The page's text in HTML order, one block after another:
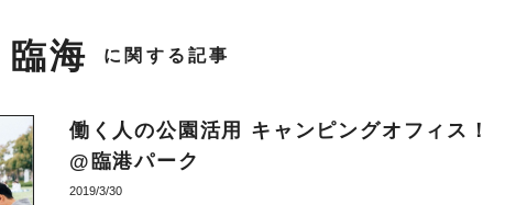
臨海 に関する記事
働く人の公園活用 キャンピングオフィス！
@臨港パーク
2019/3/30